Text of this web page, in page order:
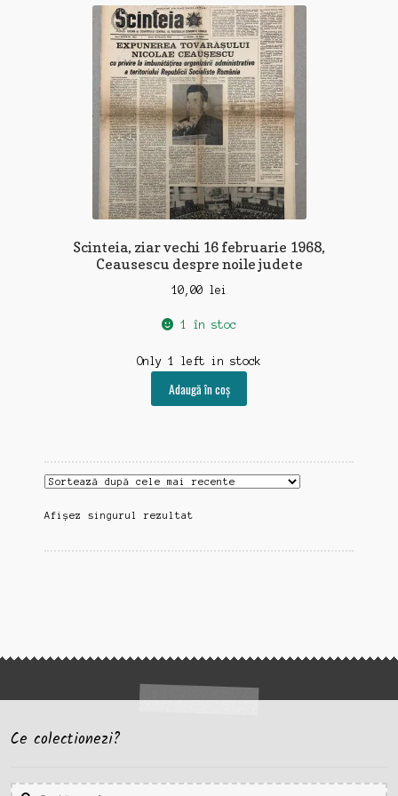
Scinteia, ziar vechi 16 februarie 1968,
Ceausescu despre noile judete
10,00 lei
1 în stoc
Only 1 left in stock
Adaugă în coș
Afișez singurul rezultat
Ce colectionezi?
Caută
Caută